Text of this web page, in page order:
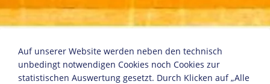
Der Untertan
Auf unserer Website werden neben den technisch
unbedingt notwendigen Cookies noch Cookies zur
statistischen Auswertung gesetzt. Durch Klicken auf „Alle